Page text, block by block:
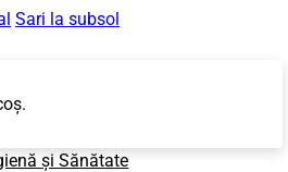
Sari la subsol
și Sănătate